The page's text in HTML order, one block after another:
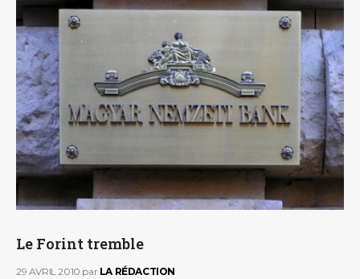
Le Forint tremble
29 AVRIL 2010 par LA RÉDACTION